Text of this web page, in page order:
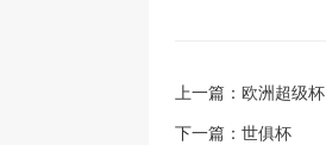
上一篇： 欧洲超级杯
下一篇： 世俱杯